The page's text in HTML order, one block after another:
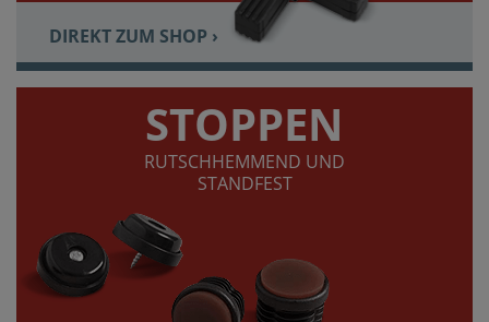
DIREKT ZUM SHOP ›
STOPPEN
RUTSCHHEMMEND UND
STANDFEST